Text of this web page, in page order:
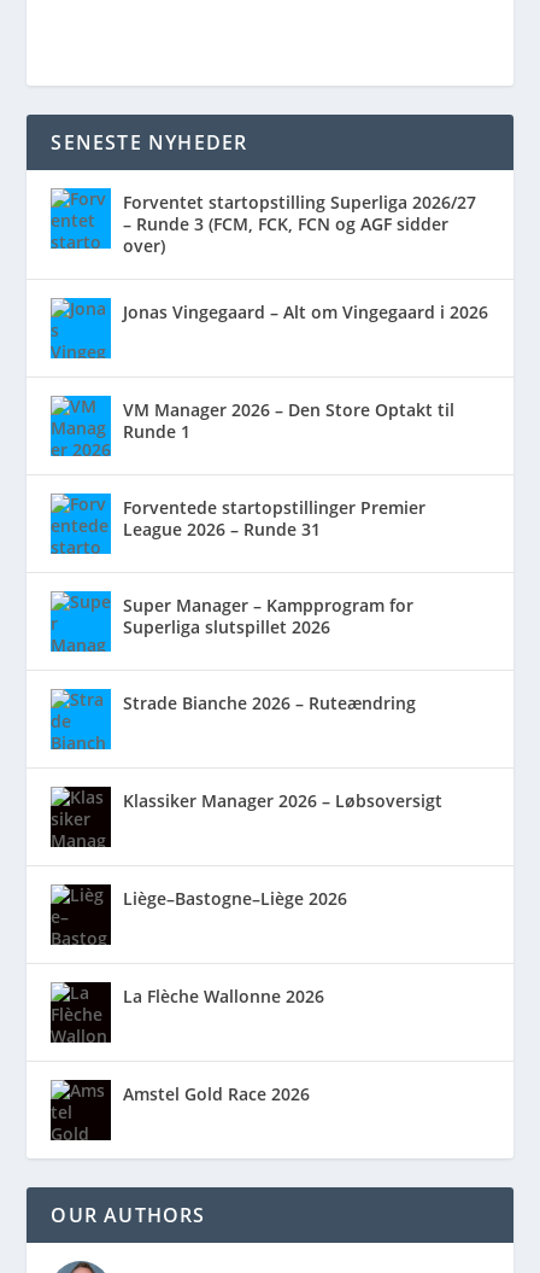
SENESTE NYHEDER
Forventet startopstilling Superliga 2026/27
– Runde 3 (FCM, FCK, FCN og AGF sidder
over)
Jonas Vingegaard – Alt om Vingegaard i 2026
VM Manager 2026 – Den Store Optakt til
Runde 1
Forventede startopstillinger Premier
League 2026 – Runde 31
Super Manager – Kampprogram for
Superliga slutspillet 2026
Strade Bianche 2026 – Ruteændring
Klassiker Manager 2026 – Løbsoversigt
Liège–Bastogne–Liège 2026
La Flèche Wallonne 2026
Amstel Gold Race 2026
OUR AUTHORS